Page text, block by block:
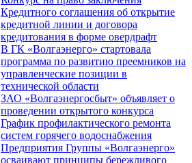
Кредитного соглашения об открытие
кредитной линии и договора
кредитования в форме овердрафт
В ГК «Волгаэнерго» стартовала
программа по развитию преемников на
управленческие позиции в
технической области
ЗАО «Волгаэнергосбыт» объявляет о
проведении открытого конкурса
График профилактического ремонта
систем горячего водоснабжения
Предприятия Группы «Волгаэнерго»
осваивают принципы бережливого